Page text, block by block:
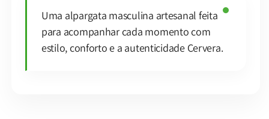
Uma alpargata masculina artesanal feita
para acompanhar cada momento com
estilo, conforto e a autenticidade Cervera.